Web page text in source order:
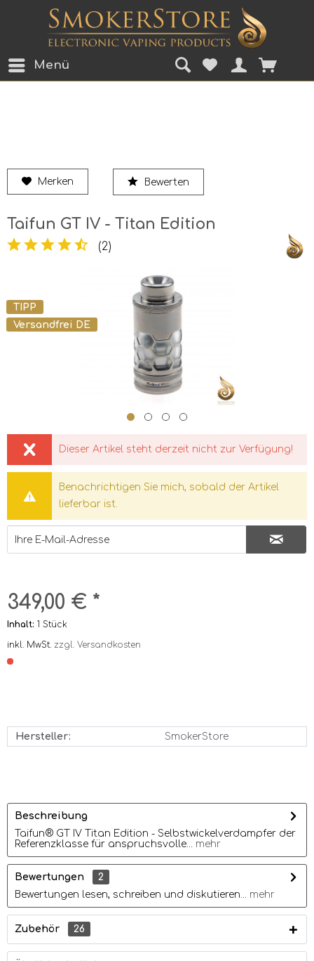
Menü
Taifun GT IV - Titan Edition
(2)
TIPP
Versandfrei DE
Dieser Artikel steht derzeit nicht zur Verfügung!
Benachrichtigen Sie mich, sobald der Artikel
lieferbar ist.
349,00 € *
Inhalt: 1 Stück
inkl. MwSt. zzgl. Versandkosten
Merken Bewerten
Hersteller: SmokerStore
Beschreibung
Taifun® GT IV Titan Edition - Selbstwickelverdampfer der
Referenzklasse für anspruchsvolle... mehr
Bewertungen
2
Bewertungen lesen, schreiben und diskutieren... mehr
Zubehör 26